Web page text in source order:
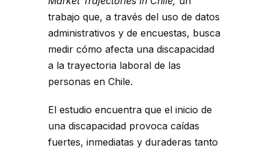
trabajo que, a través del uso de datos
administrativos y de encuestas, busca
medir cómo afecta una discapacidad
a la trayectoria laboral de las
personas en Chile.
El estudio encuentra que el inicio de
una discapacidad provoca caídas
fuertes, inmediatas y duraderas tanto